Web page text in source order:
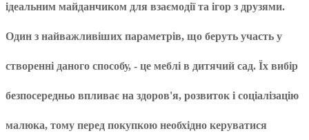
ідеальним майданчиком для взаємодії та ігор з друзями.
Один з найважливіших параметрів, що беруть участь у
створенні даного способу, - це меблі в дитячий сад. Їх вибір
безпосередньо впливає на здоров'я, розвиток і соціалізацію
малюка, тому перед покупкою необхідно керуватися